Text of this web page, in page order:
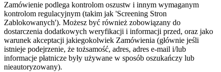
Zamówienie podlega kontrolom oszustw i innym wymaganym
kontrolom regulacyjnym (takim jak 'Screening Stron
Zablokowanych'). Możesz być również zobowiązany do
dostarczenia dodatkowych weryfikacji i informacji przed, oraz jako
warunek akceptacji jakiegokolwiek Zamówienia (głównie jeśli
istnieje podejrzenie, że tożsamość, adres, adres e-mail i/lub
informacje płatnicze były używane w sposób oszukańczy lub
nieautoryzowany).